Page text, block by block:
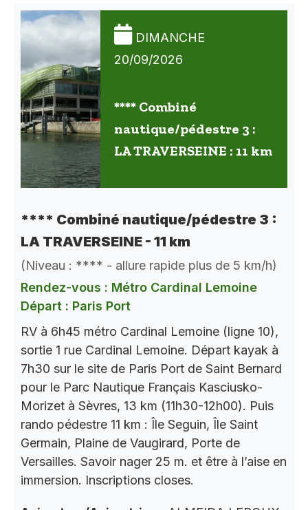
DIMANCHE
20/09/2026
**** Combiné
nautique/pédestre 3 :
LA TRAVERSEINE : 11 km
**** Combiné nautique/pédestre 3 :
LA TRAVERSEINE - 11 km
(Niveau : **** - allure rapide plus de 5 km/h)
Rendez-vous : Métro Cardinal Lemoine
Départ : Paris Port
RV à 6h45 métro Cardinal Lemoine (ligne 10),
sortie 1 rue Cardinal Lemoine. Départ kayak à
7h30 sur le site de Paris Port de Saint Bernard
pour le Parc Nautique Français Kasciusko-
Morizet à Sèvres, 13 km (11h30-12h00). Puis
rando pédestre 11 km : Île Seguin, Île Saint
Germain, Plaine de Vaugirard, Porte de
Versailles. Savoir nager 25 m. et être à l’aise en
immersion. Inscriptions closes.